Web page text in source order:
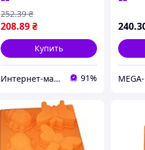
208.89₴
252.39 ₴
Купить
Интернет-магазин Allegoriya 91%
240